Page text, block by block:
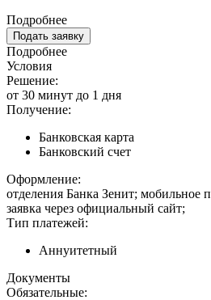
Подробнее
Подать заявку
Подробнее
Условия
Решение:
от 30 минут до 1 дня
Получение:
Банковская карта
Банковский счет
Оформление:
отделения Банка Зенит; мобильное
заявка через официальный сайт;
Тип платежей:
Аннуитетный
Документы
Обязательные: